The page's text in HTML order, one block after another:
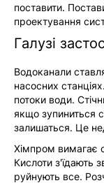
поставити.
проектування
Галузі
Водоканали
насосних
потоки води.
якщо зупиниться
залишаться. Це
Хімпром вимагає
Кислоти з'їдають
руйнують все.